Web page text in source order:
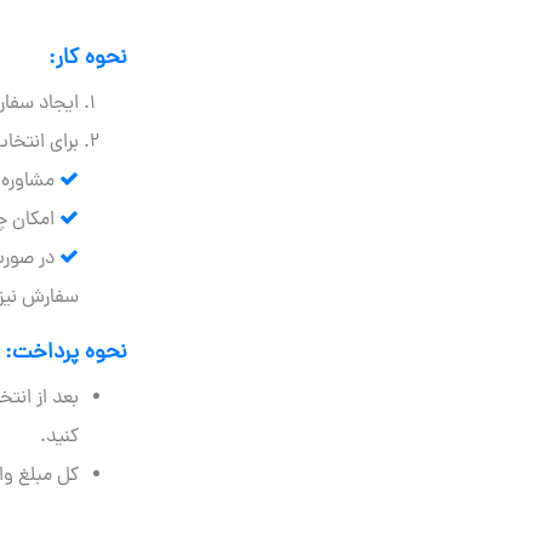
نحوه کار:
ایجاد
برای
سفارش
نحوه پرداخت:
کنید.
کل مبلغ واریزی شما شامل ۷